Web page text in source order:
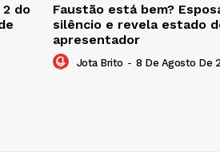
do
Faustão está bem?
silêncio e revela estado
apresentador
Jota Brito - 8 De Agosto De